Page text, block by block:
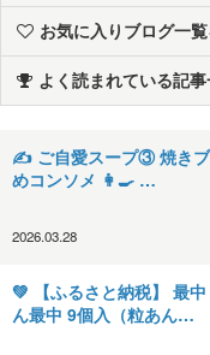
お気に入りブログ一
よく読まれている記
✍️ ご自愛スープ③ 焼きブ
めコンソメ 👩‍🍳 …
2026.03.28
💚 【ふるさと納税】 最
ん最中 9個入（粒あん…